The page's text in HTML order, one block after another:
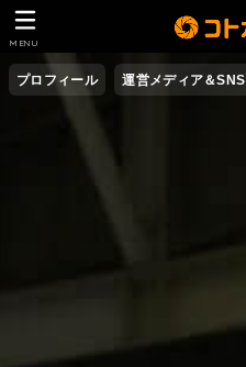
プロフィール 運営メディア＆SNS
MENU